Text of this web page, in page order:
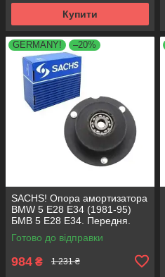
Купити
GERMANY! –20%
SACHS! Опора амортизатора
BMW 5 E28 E34 (1981-95)
БМВ 5 Е28 Е34. Передня.
SM1000 , 803151 , KB650.00 ,
VKDC35801
Готово до відправки
984 ₴ 1 231 ₴